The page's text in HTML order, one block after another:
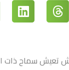
سماح ذات